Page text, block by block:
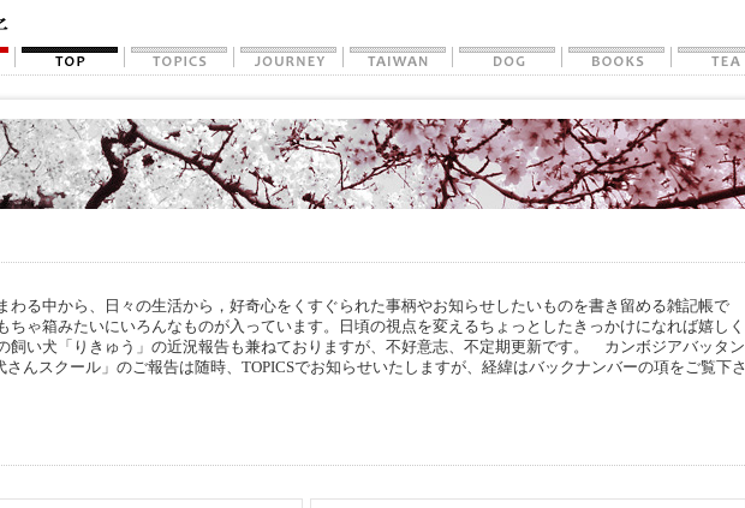
る中から、日々の生活から，好奇心をくすぐられた事柄やお知らせしたいものを書き留める雑記帳で
ちゃ箱みたいにいろんなものが入っています。日頃の視点を変えるちょっとしたきっかけになれば嬉しく
飼い犬「りきゅう」の近況報告も兼ねておりますが、不好意志、不定期更新です。 カンボジアバッタン
んスクール」のご報告は随時、TOPICSでお知らせいたしますが、経緯はバックナンバーの項をご覧下さ